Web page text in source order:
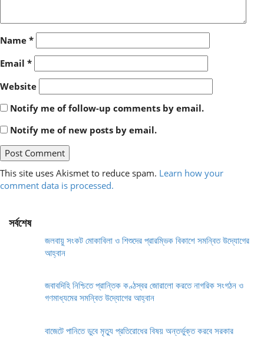
Name *
Email *
Website
Notify me of follow-up comments by email.
Notify me of new posts by email.
This site uses Akismet to reduce spam. Learn how your
comment data is processed.
সর্বশেষ
জলবায়ু সংকট মোকাবিলা ও শিশুদের প্রারম্ভিক বিকাশে সমন্বিত উদ্যোগের
আহ্বান
জবাবদিহি নিশ্চিতে প্রান্তিক কণ্ঠস্বর জোরালো করতে নাগরিক সংগঠন ও
গণমাধ্যমের সমন্বিত উদ্যোগের আহ্বান
বাজেটে পানিতে ডুবে মৃত্যু প্রতিরোধের বিষয় অন্তর্ভুক্ত করবে সরকার